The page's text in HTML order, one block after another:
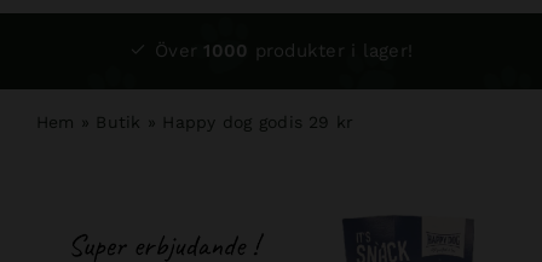
Navigation
Över 1000 produkter i lager!
Hem » Butik » Happy dog godis 29 kr